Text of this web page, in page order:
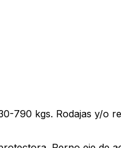
790 kgs. Rodajas y/o